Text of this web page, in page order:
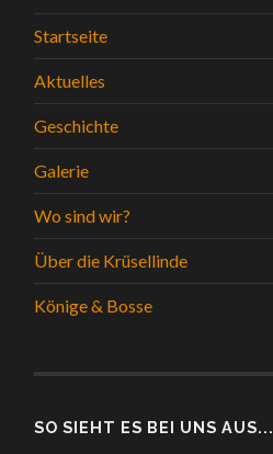
Startseite
Aktuelles
Geschichte
Galerie
Wo sind wir?
Über die Krüsellinde
Könige & Bosse
SO SIEHT ES BEI UNS AUS...